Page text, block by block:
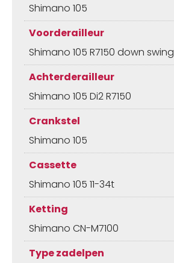
Shimano 105
Voorderailleur
Shimano 105 R7150 down swing
Achterderailleur
Shimano 105 Di2 R7150
Crankstel
Shimano 105
Cassette
Shimano 105 11-34t
Ketting
Shimano CN-M7100
Type zadelpen